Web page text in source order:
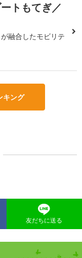
トもてぎ／
融合したモビリテ
キング
友だちに送る